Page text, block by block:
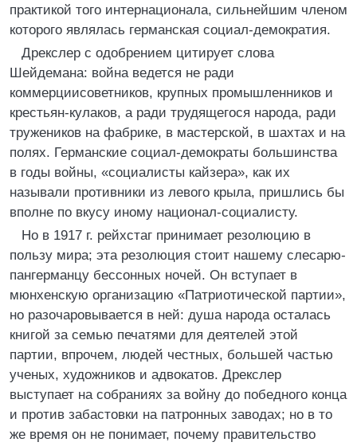
практикой того интернационала, сильнейшим членом
которого являлась германская социал-демократия.
Дрекслер с одобрением цитирует слова
Шейдемана: война ведется не ради
коммерциисоветников, крупных промышленников и
крестьян-кулаков, а ради трудящегося народа, ради
тружеников на фабрике, в мастерской, в шахтах и на
полях. Германские социал-демократы большинства
в годы войны, «социалисты кайзера», как их
называли противники из левого крыла, пришлись бы
вполне по вкусу иному национал-социалисту.
Но в 1917 г. рейхстаг принимает резолюцию в
пользу мира; эта резолюция стоит нашему слесарю-
пангерманцу бессонных ночей. Он вступает в
мюнхенскую организацию «Патриотической партии»,
но разочаровывается в ней: душа народа осталась
книгой за семью печатями для деятелей этой
партии, впрочем, людей честных, большей частью
ученых, художников и адвокатов. Дрекслер
выступает на собраниях за войну до победного конца
и против забастовки на патронных заводах; но в то
же время он не понимает, почему правительство